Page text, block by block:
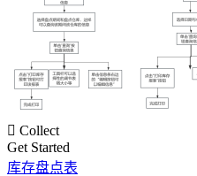
 Collect
Get Started
库存盘点表